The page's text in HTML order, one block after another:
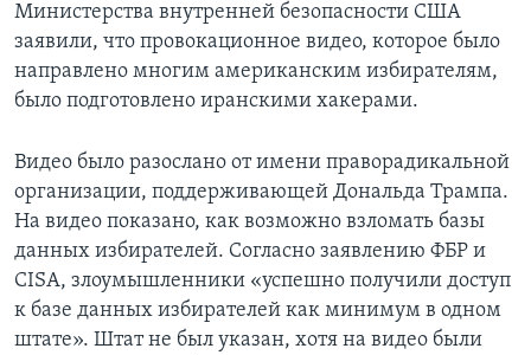
Министерства внутренней безопасности США
заявили, что провокационное видео, которое было
направлено многим американским избирателям,
было подготовлено иранскими хакерами.
Видео было разослано от имени праворадикальной
организации, поддерживающей Дональда Трампа.
На видео показано, как возможно взломать базы
данных избирателей. Согласно заявлению ФБР и
CISA, злоумышленники «успешно получили доступ
к базе данных избирателей как минимум в одном
штате». Штат не был указан, хотя на видео были